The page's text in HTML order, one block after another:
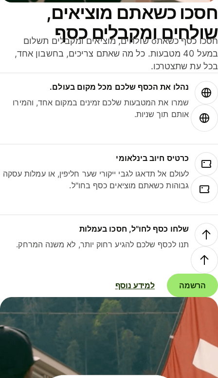
כשאתם מוציאים,
ומקבלים כסף
חסכו כסף כשאתo שולחים, מוציאים ומקבלים תשלום
במעל 40 מטבעות. כל מה שאתם צריכים, בחשבון אחד,
עת שתצטרכו.
נהלו את הכסף שלכם מכל מקום בעולם.
שמרו את המטבעות שלכם זמינים במקום אחד, והמירו
אותם תוך שניות.
כרטיס חיוב בינלאומי
לעולם אל תדאגו לגבי ייקורי שער חליפין, או עמלות עסקה
גבוהות כשאתם מוציאים כסף בחו"ל.
שלחו כסף לחו"ל, חסכו בעמלות
תנו לכסף שלכם להגיע רחוק יותר, לא משנה המרחק.
הרשמה למידע נוסף